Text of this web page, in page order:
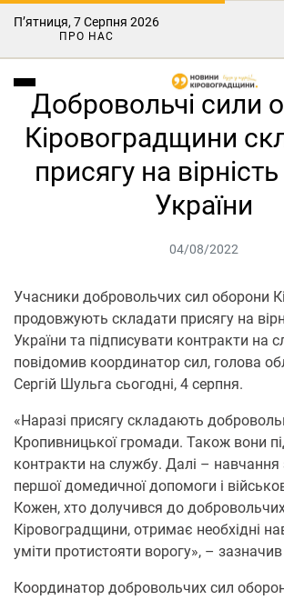
П’ятниця, 7 Серпня 2026
ПРО НАС
Добровольчі сили
Кіровоградщини
присягу на
України
04/08/2022
Учасники добровольчих сил оборони
продовжують складати присягу на
України та підписувати контракти на
повідомив координатор сил, голова
Сергій Шульга сьогодні, 4 серпня.
«Наразі присягу складають
Кропивницької громади. Також вони
контракти на службу. Далі – навчання
першої домедичної допомоги і
Кожен, хто долучився до
Кіровоградщини, отримає необхідні
уміти протистояти ворогу», –
Координатор добровольчих сил